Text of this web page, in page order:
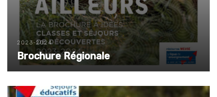
2023-2024
Brochure Régionale